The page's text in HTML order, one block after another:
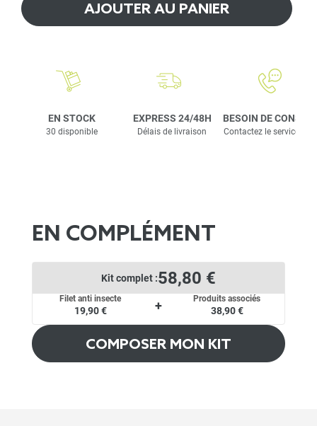
AJOUTER AU PANIER
EN STOCK
30 disponible
EXPRESS 24/48H
Délais de livraison
BESOIN DE CONSEIL
Contactez le service
EN COMPLÉMENT
Kit complet :58,80 €
Filet anti insecte
19,90 € +
Produits associés
38,90 €
COMPOSER MON KIT